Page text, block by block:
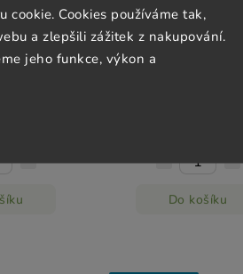
cookie. Cookies používáme tak,
a zlepšili zážitek z nakupování.
jeho funkce, výkon a
za studena
250ml
BIO Olej
smažení a pečení
Do košíku